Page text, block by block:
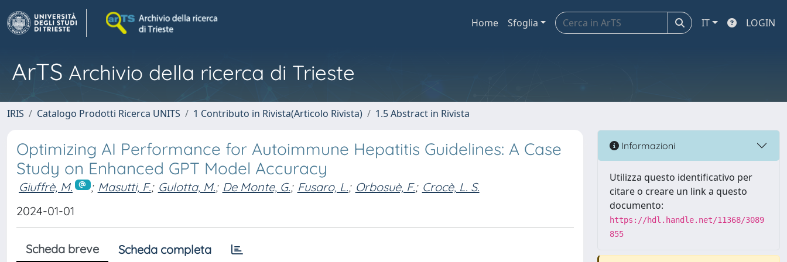
Home Sfoglia IT LOGIN
ArTS Archivio della ricerca di Trieste
IRIS Catalogo Prodotti Ricerca UNITS 1 Contributo in Rivista(Articolo Rivista) 1.5 Abstract in Rivista
Optimizing AI Performance for Autoimmune Hepatitis Guidelines: A Case
Study on Enhanced GPT Model Accuracy
Giuffrè, M. ; Masutti, F.; Gulotta, M.; De Monte, G.; Fusaro, L.; Orbosuè, F.; Crocè, L. S.
2024-01-01
Scheda breve Scheda completa
Informazioni
Utilizza questo identificativo per
citare o creare un link a questo
documento:
https://hdl.handle.net/11368/3089
855